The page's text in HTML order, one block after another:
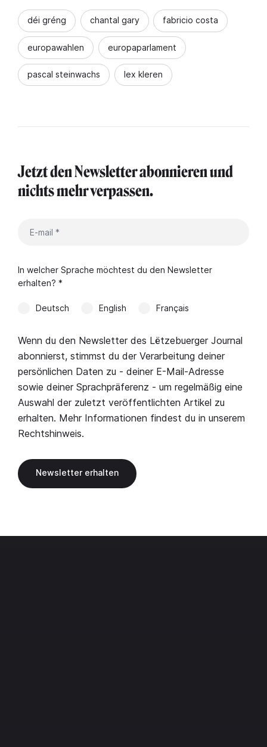
déi gréng chantal gary fabricio costa
europawahlen europaparlament
pascal steinwachs lex kleren
Jetzt den Newsletter abonnieren und
nichts mehr verpassen.
In welcher Sprache möchtest du den Newsletter
erhalten? *
Deutsch English Français
Wenn du den Newsletter des Lëtzebuerger Journal
abonnierst, stimmst du der Verarbeitung deiner
persönlichen Daten zu - deiner E-Mail-Adresse
sowie deiner Sprachpräferenz - um regelmäßig eine
Auswahl der zuletzt veröffentlichten Artikel zu
erhalten. Mehr Informationen findest du in unserem
Rechtshinweis.